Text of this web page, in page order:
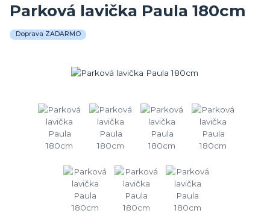
Parková lavička Paula 180cm
Doprava ZADARMO